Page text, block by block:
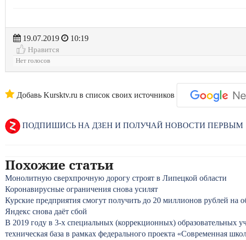
19.07.2019
10:19
Нравится
Нет голосов
Добавь Kursktv.ru в список своих источников
ПОДПИШИСЬ НА ДЗЕН И ПОЛУЧАЙ НОВОСТИ ПЕРВЫМ
Похожие статьи
Монолитную сверхпрочную дорогу строят в Липецкой области
Коронавирусные ограничения снова усилят
Курские предприятия смогут получить до 20 миллионов рублей на
Яндекс снова даёт сбой
В 2019 году в 3-х специальных (коррекционных) образовательных
техническая база в рамках федерального проекта «Современная